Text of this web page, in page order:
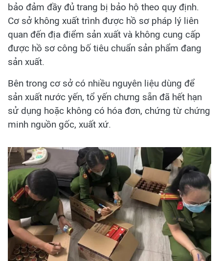
bảo đảm đầy đủ trang bị bảo hộ theo quy định.
Cơ sở không xuất trình được hồ sơ pháp lý liên
quan đến địa điểm sản xuất và không cung cấp
được hồ sơ công bố tiêu chuẩn sản phẩm đang
sản xuất.
Bên trong cơ sở có nhiều nguyên liệu dùng để
sản xuất nước yến, tổ yến chưng sẵn đã hết hạn
sử dụng hoặc không có hóa đơn, chứng từ chứng
minh nguồn gốc, xuất xứ.